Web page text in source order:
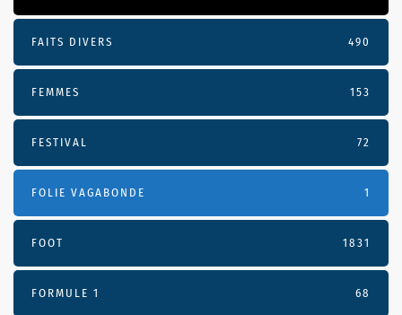
FAITS DIVERS 490
FEMMES 153
FESTIVAL 72
FOLIE VAGABONDE 1
FOOT 1831
FORMULE 1 68